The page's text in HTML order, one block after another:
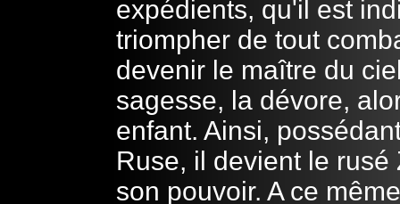
expédients, qu'il est
triompher de tout
devenir le maître du
sagesse, la dévore,
enfant. Ainsi,
Ruse, il devient le
son pouvoir. A ce